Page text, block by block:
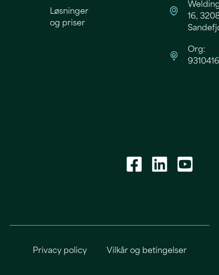
Løsninger
og priser
16,
Org:
Privacy policy Vilkår og betingelser